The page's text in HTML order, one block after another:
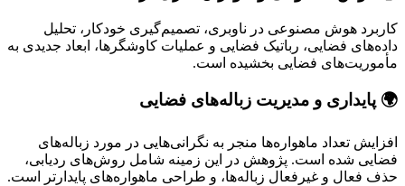
کاربرد هوش مصنوعی در ناوبری، تصمیم‌گیری خودکار، تحلیل
داده‌های فضایی، رباتیک فضایی و عملیات کاوشگرها، ابعاد جدیدی به
مأموریت‌های فضایی بخشیده است.
🌍 پایداری و مدیریت زباله‌های فضایی
افزایش تعداد ماهواره‌ها منجر به نگرانی‌هایی در مورد زباله‌های
فضایی شده است. پژوهش در این زمینه شامل روش‌های ردیابی،
حذف فعال و غیرفعال زباله‌ها، و طراحی ماهواره‌های پایدارتر است.